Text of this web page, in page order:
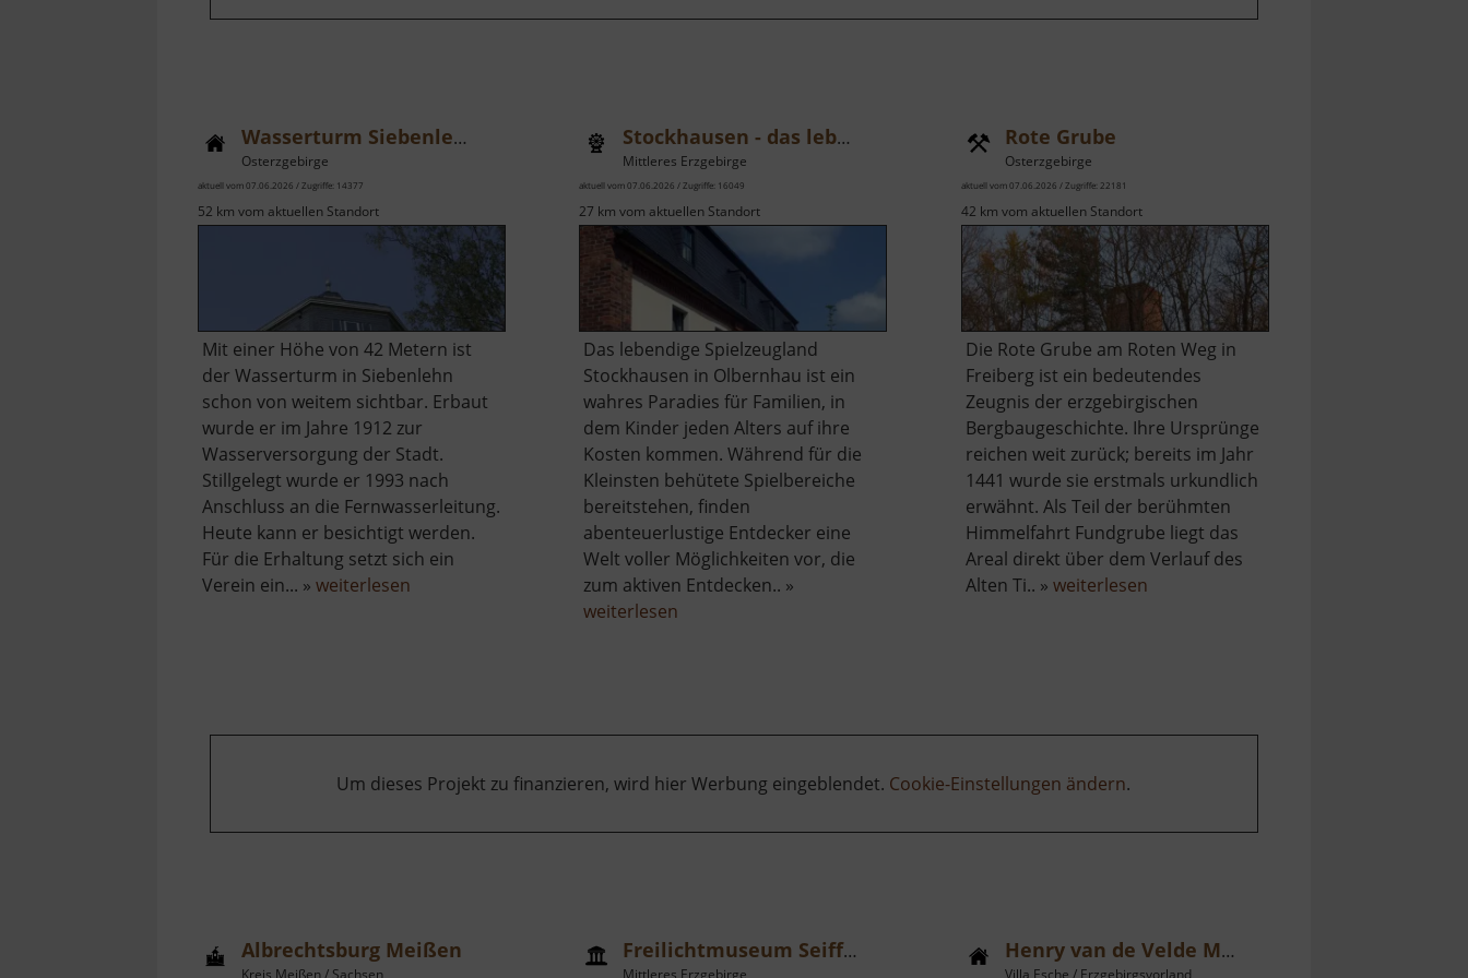
Wasserturm Siebenlehn
Osterzgebirge
aktuell vom 07.06.2026 / Zugriffe: 14377
52 km vom aktuellen Standort
Mit einer Höhe von 42 Metern ist
der Wasserturm in Siebenlehn
schon von weitem sichtbar. Erbaut
wurde er im Jahre 1912 zur
Wasserversorgung der Stadt.
Stillgelegt wurde er 1993 nach
Anschluss an die Fernwasserleitung.
Heute kann er besichtigt werden.
Für die Erhaltung setzt sich ein
Verein ein... » weiterlesen
Stockhausen - das lebendige Spielzeugland
Mittleres Erzgebirge
aktuell vom 07.06.2026 / Zugriffe: 16049
27 km vom aktuellen Standort
Das lebendige Spielzeugland
Stockhausen in Olbernhau ist ein
wahres Paradies für Familien, in
dem Kinder jeden Alters auf ihre
Kosten kommen. Während für die
Kleinsten behütete Spielbereiche
bereitstehen, finden
abenteuerlustige Entdecker eine
Welt voller Möglichkeiten vor, die
zum aktiven Entdecken.. »
weiterlesen
Spielzeugland
Rote Grube
Osterzgebirge
aktuell vom 07.06.2026 / Zugriffe: 22181
42 km vom aktuellen Standort
Die Rote Grube am Roten Weg in
Freiberg ist ein bedeutendes
Zeugnis der erzgebirgischen
Bergbaugeschichte. Ihre Ursprünge
reichen weit zurück; bereits im Jahr
1441 wurde sie erstmals urkundlich
erwähnt. Als Teil der berühmten
Himmelfahrt Fundgrube liegt das
Areal direkt über dem Verlauf des
Alten Ti.. » weiterlesenüber
Um dieses Projekt zu finanzieren, wird hier Werbung eingeblendet. Cookie-Einstellungen ändern.
Albrechtsburg Meißen
Kreis Meißen / Sachsen
Freilichtmuseum Seiffen
Mittleres Erzgebirge
Henry van de Velde Museum
Villa Esche / Erzgebirgsvorland